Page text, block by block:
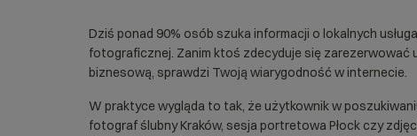
Dziś ponad 90% osób szuka informacji o lokalnych
fotograficznej. Zanim ktoś zdecyduje się zarezerwować
biznesową, sprawdzi Twoją wiarygodność w internecie.
W praktyce wygląda to tak, że użytkownik w
fotograf ślubny Kraków, sesja portretowa Płock czy